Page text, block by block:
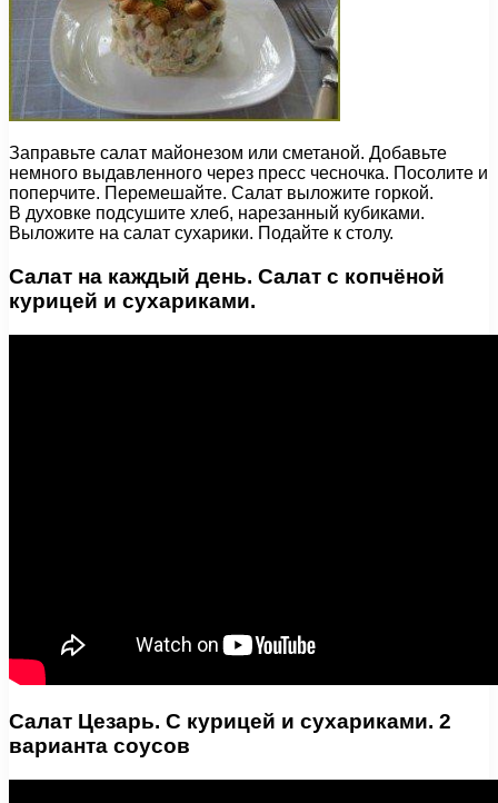
Заправьте салат майонезом или сметаной. Добавьте
немного выдавленного через пресс чесночка. Посолите и
поперчите. Перемешайте. Салат выложите горкой.
В духовке подсушите хлеб, нарезанный кубиками.
Выложите на салат сухарики. Подайте к столу.
Салат на каждый день. Салат с копчёной
курицей и сухариками.
Салат Цезарь. С курицей и сухариками. 2
варианта соусов